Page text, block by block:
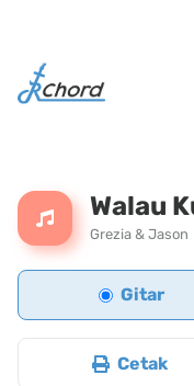
Walau
Grezia & Jason
Gitar
Cetak